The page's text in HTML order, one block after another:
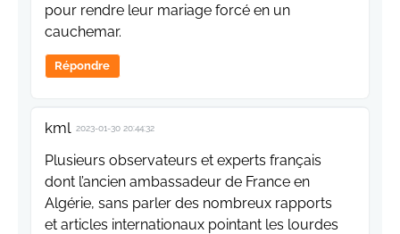
pour rendre leur mariage forcé en un
cauchemar.
Répondre
kml 2023-01-30 20:44:32
Plusieurs observateurs et experts français
dont l’ancien ambassadeur de France en
Algérie, sans parler des nombreux rapports
et articles internationaux pointant les lourdes